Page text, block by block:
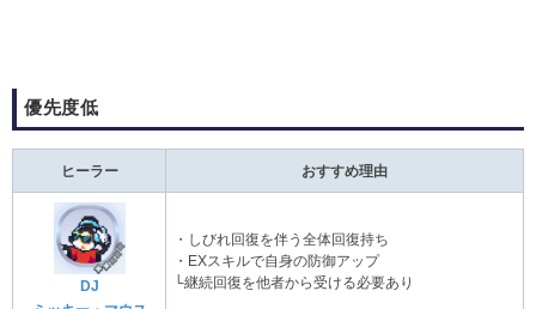
優先度低
ヒーラー おすすめ理由
DJ
・しびれ回復を伴う全体回復持ち
・EXスキルで自身の防御アップ
└継続回復を他者から受ける必要あり